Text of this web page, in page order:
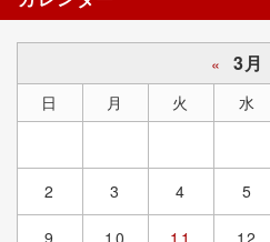
« 3月
日
月 火 水
2 3 4 5
9 10 11 12